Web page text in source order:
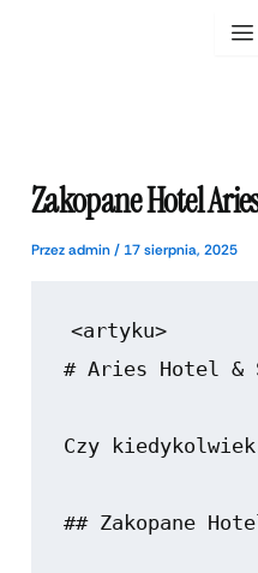
Zakopane Hotel
Przezadmin/ 17 sierpnia, 2025
<artyku>
# Aries Hotel &
Czy
## Zakopane